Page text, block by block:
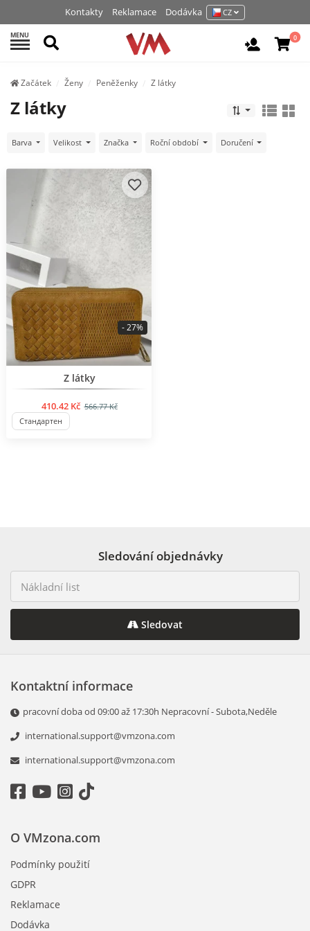
Kontakty Reklamace Dodávka CZ
MENU Hledat Vchod /
0
Začátek Ženy Peněženky Z látky
Z látky
Barva Velikost Značka Roční období Doručení
Z látky
410.42 Kč 566.77 Kč
- 27%
Стандартен
Sledování objednávky
Sledovat
Kontaktní informace
pracovní doba od 09:00 až 17:30h Nepracovní - Subota,Neděle
international.support@vmzona.com
international.support@vmzona.com
O VMzona.com
Podmínky použití
GDPR
Reklamace
Dodávka